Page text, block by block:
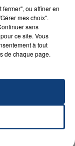
FAIRE
DE LA...
qui a
ou affiner en
mes choix".
sans
ce site. Vous
à tout
de chaque page.